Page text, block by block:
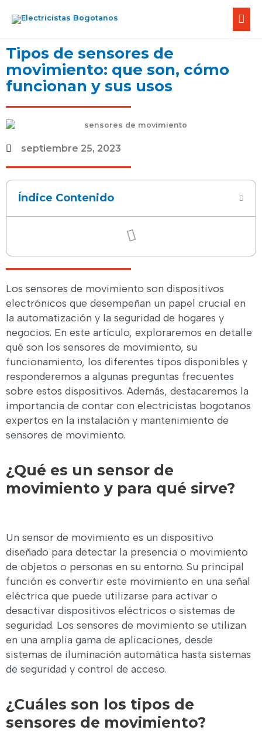
Tipos de sensores de
movimiento: que son, cómo
funcionan y sus usos
septiembre 25, 2023
Índice Contenido
Los sensores de movimiento son dispositivos
electrónicos que desempeñan un papel crucial en
la automatización y la seguridad de hogares y
negocios. En este artículo, exploraremos en detalle
qué son los sensores de movimiento, su
funcionamiento, los diferentes tipos disponibles y
responderemos a algunas preguntas frecuentes
sobre estos dispositivos. Además, destacaremos la
importancia de contar con electricistas bogotanos
expertos en la instalación y mantenimiento de
sensores de movimiento.
¿Qué es un sensor de
movimiento y para qué sirve?
Un sensor de movimiento es un dispositivo
diseñado para detectar la presencia o movimiento
de objetos o personas en su entorno. Su principal
función es convertir este movimiento en una señal
eléctrica que puede utilizarse para activar o
desactivar dispositivos eléctricos o sistemas de
seguridad. Los sensores de movimiento se utilizan
en una amplia gama de aplicaciones, desde
sistemas de iluminación automática hasta sistemas
de seguridad y control de acceso.
¿Cuáles son los tipos de
sensores de movimiento?